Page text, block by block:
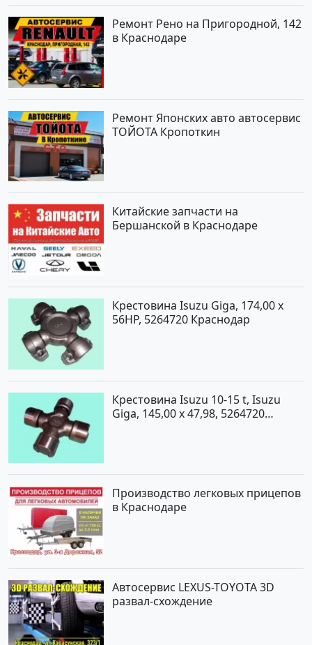
Ремонт Рено на Пригородной, 142
в Краснодаре
Ремонт Японских авто автосервис
ТОЙОТА Кропоткин
Китайские запчасти на
Бершанской в Краснодаре
Крестовина Isuzu Giga, 174,00 x
56HP, 5264720 Краснодар
Крестовина Isuzu 10-15 t, Isuzu
Giga, 145,00 x 47,98, 5264720
Производство легковых прицепов
в Краснодаре
Автосервис LEXUS-TOYOTA 3D
развал-схождение